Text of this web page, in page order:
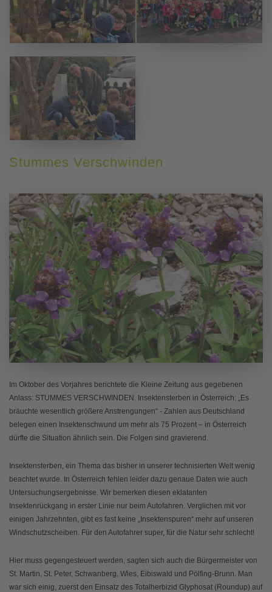
Stummes Verschwinden
Im Oktober des Vorjahres berichtete die Kleine Zeitung aus gegebenen
Anlass: STUMMES VERSCHWINDEN. Insektensterben in Österreich: „Es
bräuchte wesentlich größere Anstrengungen“ - Zahlen aus Deutschland
belegen einen Insektenschwund um mehr als 75 Prozent – in Österreich
dürfte die Situation ähnlich sein. Die Folgen sind gravierend.
Insektensterben, ein Thema das bisher in unserer technisierten Welt wenig
beachtet wurde. In Österreich fehlen leider dazu genaue Daten wie auch
Untersuchungsergebnisse. Wir bemerken diesen eklatanten
Insektenrückgang in erster Linie nur beim Autofahren. Verglichen mit vor
einigen Jahrzehnten, gibt es fast keine „Insektenspuren“ mehr auf unseren
Windschutzscheiben. Für den Autofahrer super, für die Natur sehr schlecht!
Hier muss gegengesteuert werden, sagten sich auch die Bürgermeister von
St. Martin, St. Peter, Schwanberg, Wies, Eibiswald und Pölfing-Brunn. Man
war sich einig, zuerst den Einsatz des Totalherbizid Glyphosat (Roundup) auf